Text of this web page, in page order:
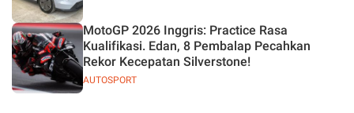
AUTOSPORT
MotoGP 2026 Inggris: Practice Rasa
Kualifikasi. Edan, 8 Pembalap Pecahkan
Rekor Kecepatan Silverstone!